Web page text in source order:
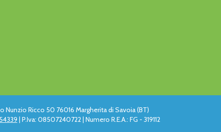
Nunzio Ricco 50 76016 Margherita di Savoia (BT)
| P.Iva: 08507240722 | Numero R.E.A.: FG - 319112